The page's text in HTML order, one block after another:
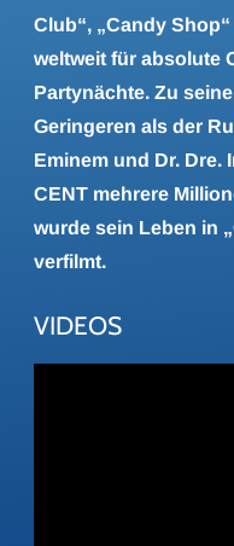
Club“, „Candy
weltweit für absolute
Partynächte. Zu
Geringeren als der
Eminem und Dr. Dre.
CENT mehrere
wurde sein Leben in
verfilmt.
VIDEOS